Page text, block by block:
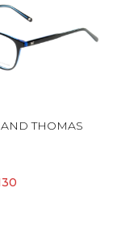
THOMAS